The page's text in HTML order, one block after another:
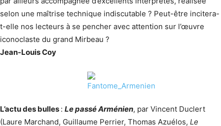
selon une maîtrise technique indiscutable ? Peut-être incitera-
t-elle nos lecteurs à se pencher avec attention sur l’œuvre
iconoclaste du grand Mirbeau ?
Jean-Louis Coy
L’actu des bulles : Le passé Arménien, par Vincent Duclert
(Laure Marchand, Guillaume Perrier, Thomas Azuélos, Le